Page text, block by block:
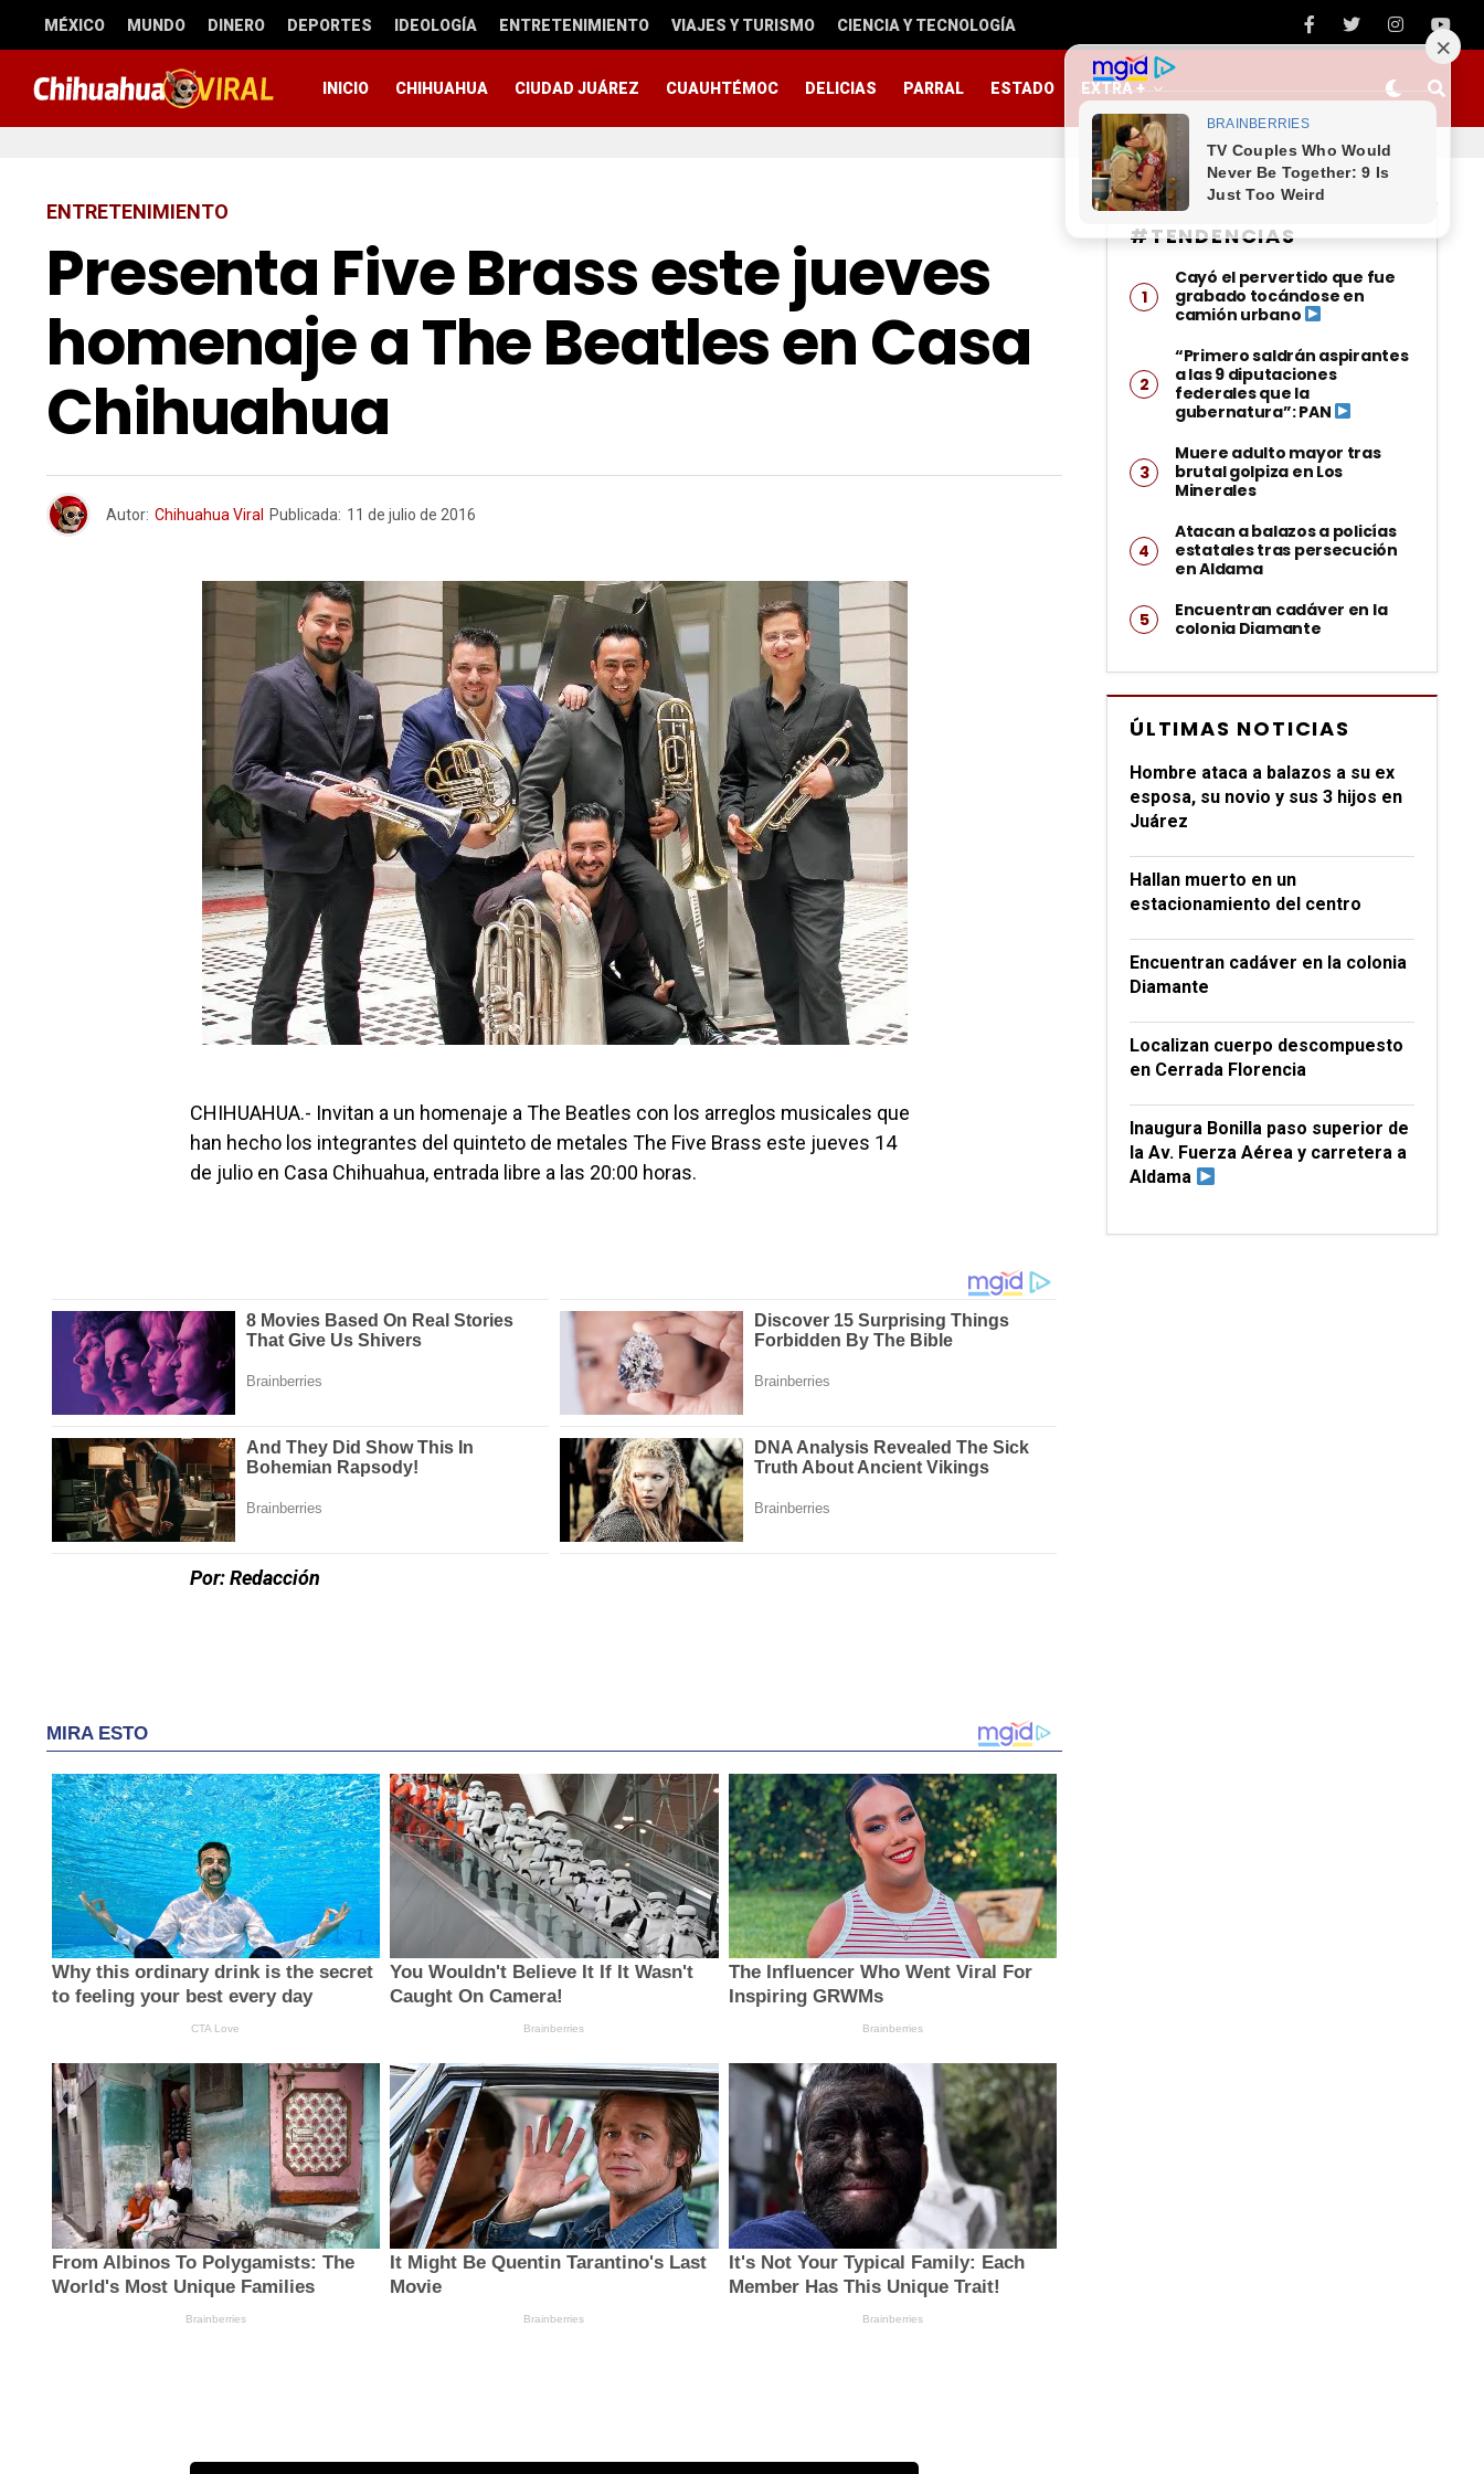
MÉXICO MUNDO DINERO DEPORTES IDEOLOGÍA ENTRETENIMIENTO VIAJES Y TURISMO CIENCIA Y TECNOLOGÍA
INICIO CHIHUAHUA CIUDAD JUÁREZ CUAUHTÉMOC DELICIAS PARRAL ESTADO EXTRA +
ENTRETENIMIENTO
Presenta Five Brass este jueves
homenaje a The Beatles en Casa
Chihuahua
Autor: Chihuahua Viral Publicada: 11 de julio de 2016
CHIHUAHUA.- Invitan a un homenaje a The Beatles con los arreglos musicales que
han hecho los integrantes del quinteto de metales The Five Brass este jueves 14
de julio en Casa Chihuahua, entrada libre a las 20:00 horas.
Por: Redacción
#TENDENCIAS
Cayó el pervertido que fue
grabado tocándose en
camión urbano
“Primero saldrán aspirantes
a las 9 diputaciones
federales que la
gubernatura”: PAN
Muere adulto mayor tras
brutal golpiza en Los
Minerales
Atacan a balazos a policías
estatales tras persecución
en Aldama
Encuentran cadáver en la
colonia Diamante
ÚLTIMAS NOTICIAS
Hombre ataca a balazos a su ex
esposa, su novio y sus 3 hijos en
Juárez
Hallan muerto en un
estacionamiento del centro
Encuentran cadáver en la colonia
Diamante
Localizan cuerpo descompuesto
en Cerrada Florencia
Inaugura Bonilla paso superior de
la Av. Fuerza Aérea y carretera a
Aldama